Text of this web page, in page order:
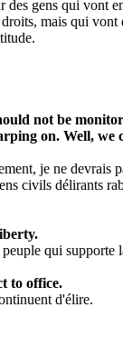
gens qui vont
mais qui vont
not be
on. Well, we
je ne devrais
civils délirants
qui supporte
to office.
d'élire.